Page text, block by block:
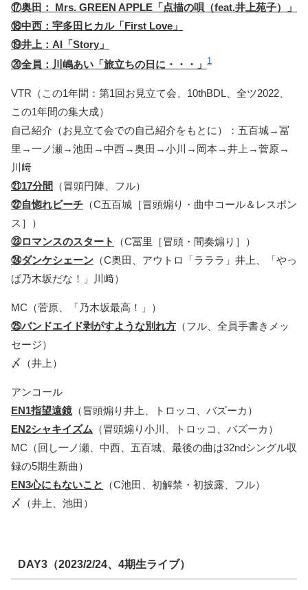
⑰奥田： Mrs. GREEN APPLE「点描の唄（feat.井上苑子）」
⑱中西：宇多田ヒカル「First Love」
⑲井上：AI「Story」
⑳全員：川嶋あい「旅立ちの日に・・・」
1
VTR（この1年間：第1回お見立て会、10thBDL、全ツ2022、
この1年間の集大成）
自己紹介（お見立て会での自己紹介をもとに）：五百城→冨
里→一ノ瀬→池田→中西→奥田→小川→岡本→井上→菅原→
川﨑
㉑17分間
（冒頭円陣、フル）
㉒自惚れビーチ （C五百城［冒頭煽り・曲中コール＆レスポン
ス］）
㉓ロマンスのスタート
（C冨里［冒頭・間奏煽り］）
㉔ダンケシェーン （C奥田、アウトロ「ラララ」井上、「やっ
ぱ乃木坂だな！」川﨑）
MC（菅原、「乃木坂最高！」）
㉕バンドエイド剥がすような別れ方 （フル、全員手書きメッ
セージ）
〆（井上）
アンコール
EN1指望遠鏡（冒頭煽り井上、トロッコ、バズーカ）
EN2シャキイズム （冒頭煽り小川、トロッコ、バズーカ）
MC（回し一ノ瀬、中西、五百城、最後の曲は32ndシングル収
録の5期生新曲）
EN3心にもないこと
（C池田、初解禁・初披露、フル）
〆（井上、池田）
DAY3（2023/2/24、4期生ライブ）